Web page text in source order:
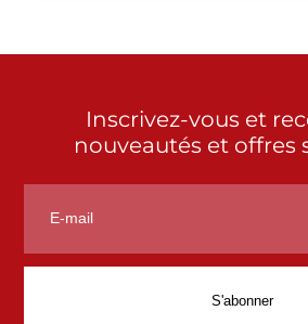
Inscrivez-vous et
nouveautés et offres